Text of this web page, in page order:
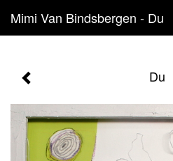
Mimi Van Bindsbergen - Du
Du